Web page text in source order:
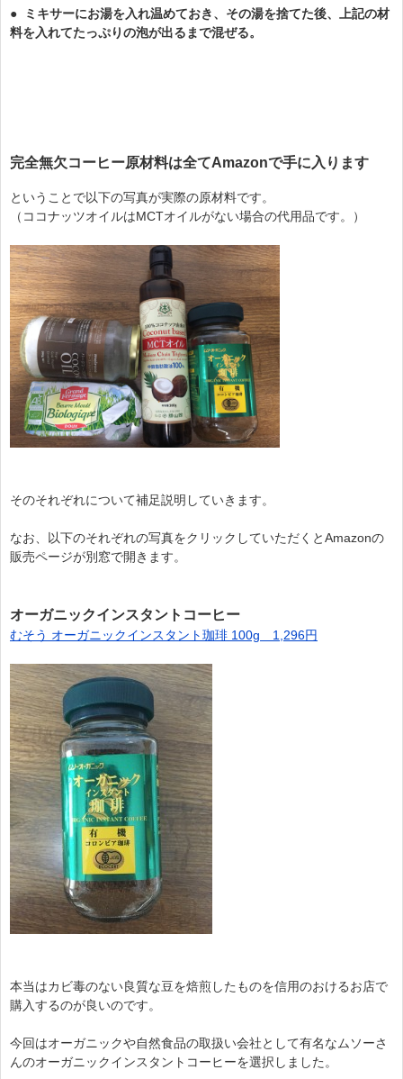
● ミキサーにお湯を入れ温めておき、その湯を捨てた後、上記の材
料を入れてたっぷりの泡が出るまで混ぜる。
完全無欠コーヒー原材料は全てAmazonで手に入ります
ということで以下の写真が実際の原材料です。
（ココナッツオイルはMCTオイルがない場合の代用品です。）
そのそれぞれについて補足説明していきます。
なお、以下のそれぞれの写真をクリックしていただくとAmazonの
販売ページが別窓で開きます。
オーガニックインスタントコーヒー
むそう オーガニックインスタント珈琲 100g 1,296円
本当はカビ毒のない良質な豆を焙煎したものを信用のおけるお店で
購入するのが良いのです。
今回はオーガニックや自然食品の取扱い会社として有名なムソーさ
んのオーガニックインスタントコーヒーを選択しました。